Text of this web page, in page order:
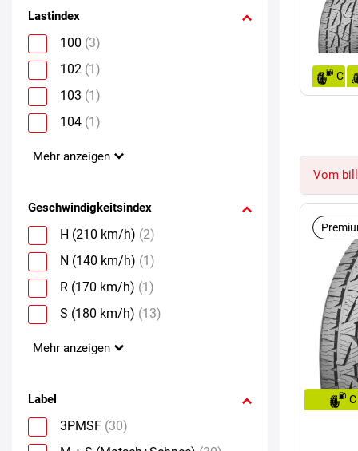
Lastindex
100 (3)
102 (1)
103 (1)
104 (1)
Mehr anzeigen
Geschwindigkeitsindex
H (210 km/h) (2)
N (140 km/h) (1)
R (170 km/h) (1)
S (180 km/h) (13)
Mehr anzeigen
Label
3PMSF (30)
C
Vom
C